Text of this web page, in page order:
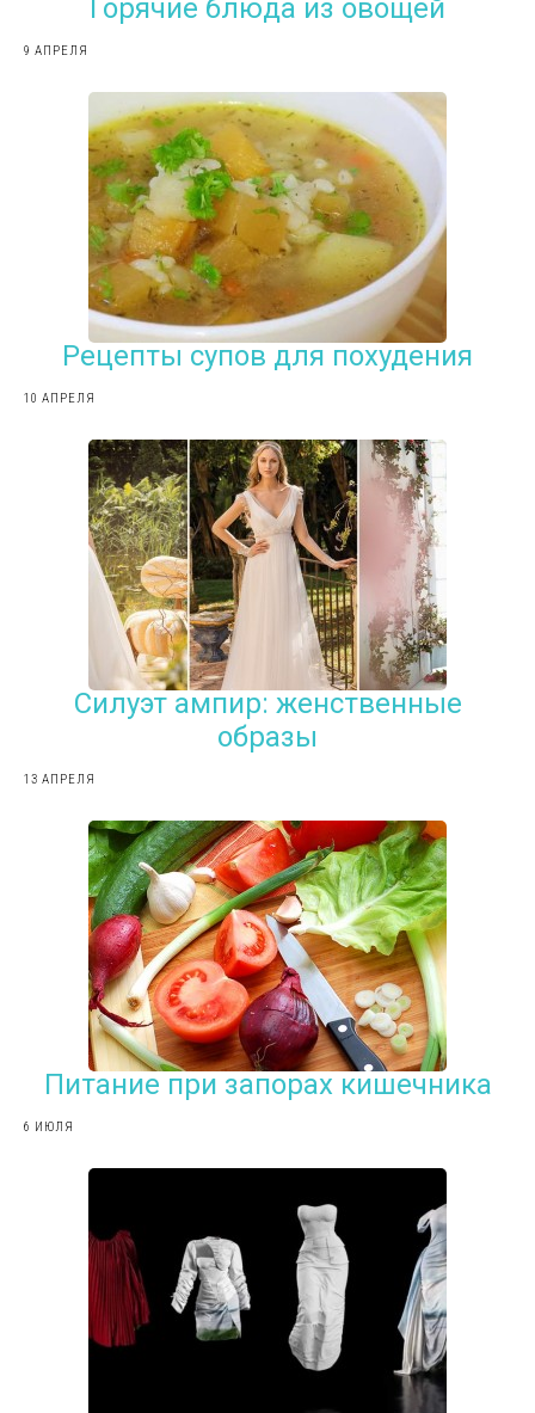
Горячие блюда из овощей
9 АПРЕЛЯ
Рецепты супов для похудения
10 АПРЕЛЯ
Силуэт ампир: женственные
образы
13 АПРЕЛЯ
Питание при запорах кишечника
6 ИЮЛЯ